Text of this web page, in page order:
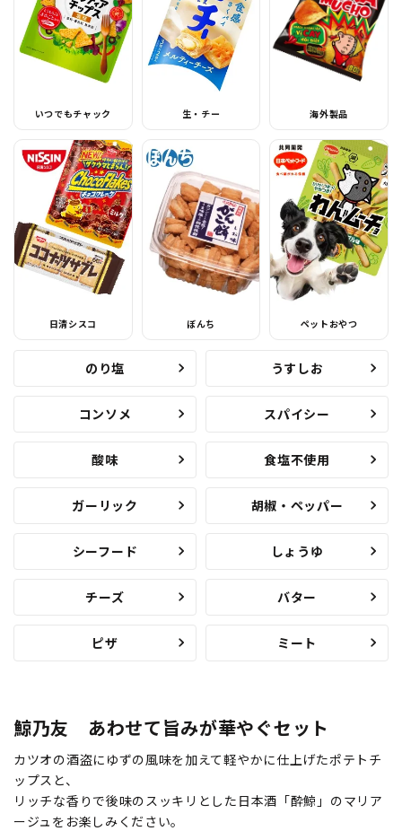
いつでもチャック 生・チー 海外製品
日清シスコ ぼんち ペットおやつ
のり塩 うすしお
コンソメ スパイシー
酸味 食塩不使用
ガーリック 胡椒・ペッパー
シーフード しょうゆ
チーズ バター
ピザ ミート
鯨乃友 あわせて旨みが華やぐセット
カツオの酒盗にゆずの風味を加えて軽やかに仕上げたポテトチ
ップスと、
リッチな香りで後味のスッキリとした日本酒「酔鯨」のマリア
ージュをお楽しみください。